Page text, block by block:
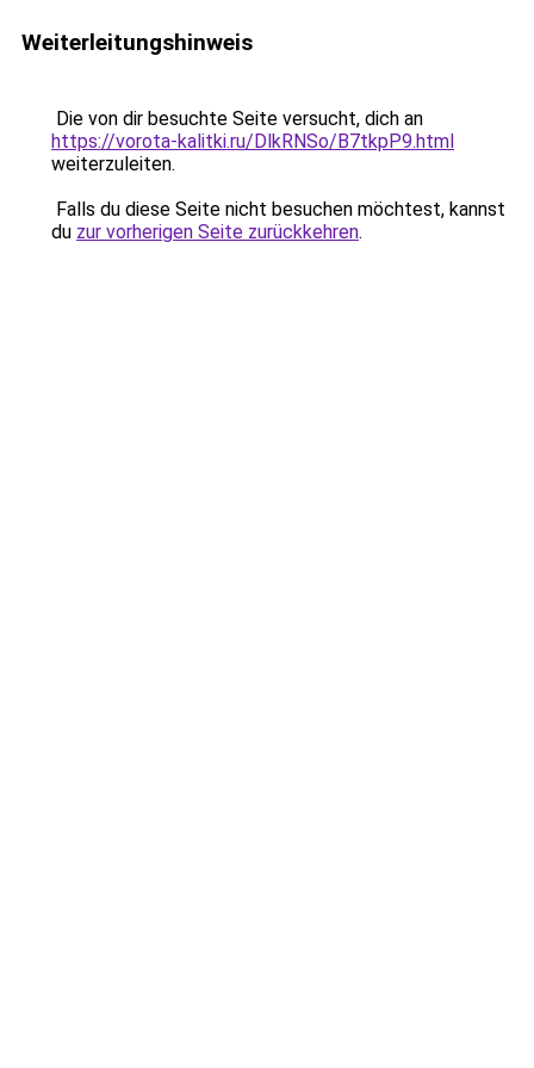
Weiterleitungshinweis
Die von dir besuchte Seite versucht, dich an
https://vorota-kalitki.ru/DlkRNSo/B7tkpP9.html
weiterzuleiten.
Falls du diese Seite nicht besuchen möchtest, kannst
du zur vorherigen Seite zurückkehren.